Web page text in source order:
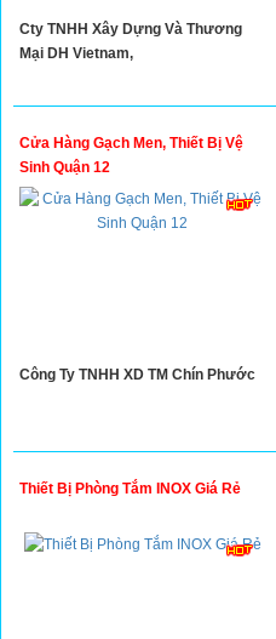
Cty TNHH Xây Dựng Và Thương
Mại DH Vietnam,
Cửa Hàng Gạch Men, Thiết Bị Vệ
Sinh Quận 12
Công Ty TNHH XD TM Chín Phước
Thiết Bị Phòng Tắm INOX Giá Rẻ